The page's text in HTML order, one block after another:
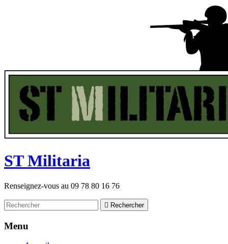
STMilitaria
Renseignez-vous au 09 78 80 16 76
 Rechercher
Menu